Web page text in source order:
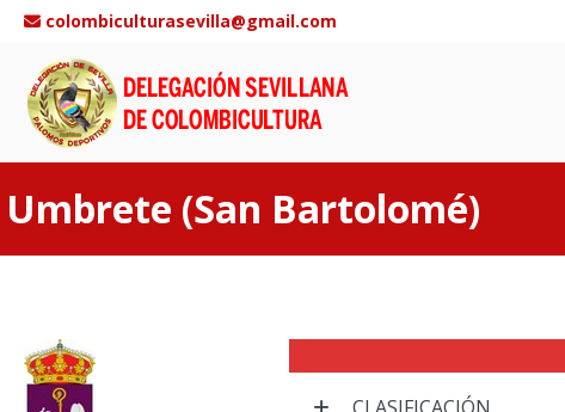
Saltar
contenido
colombiculturasevilla@gmail.com
Umbrete (San Bartolomé)